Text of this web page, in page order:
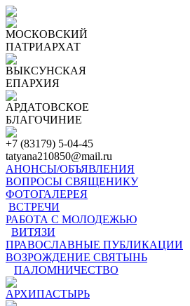
МОСКОВСКИЙ
ПАТРИАРХАТ
ВЫКСУНСКАЯ
ЕПАРХИЯ
АРДАТОВСКОЕ
БЛАГОЧИНИЕ
+7 (83179) 5-04-45
tatyana210850@mail.ru
АНОНСЫ/ОБЪЯВЛЕНИЯ
ВОПРОСЫ СВЯЩЕНИКУ
ФОТОГАЛЕРЕЯ
ВСТРЕЧИ
РАБОТА С МОЛОДЕЖЬЮ
ВИТЯЗИ
ПРАВОСЛАВНЫЕ ПУБЛИКАЦИИ
ВОЗРОЖДЕНИЕ СВЯТЫНЬ
ПАЛОМНИЧЕСТВО
АРХИПАСТЫРЬ